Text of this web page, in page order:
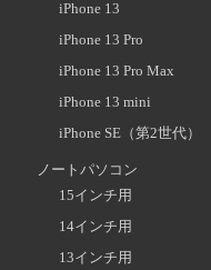
iPhone 13
iPhone 13 Pro
iPhone 13 Pro Max
iPhone 13 mini
iPhone SE（第2世代）
ノートパソコン
15インチ用
14インチ用
13インチ用